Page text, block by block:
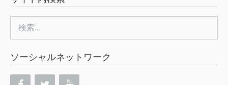
索:
ソーシャルネットワーク